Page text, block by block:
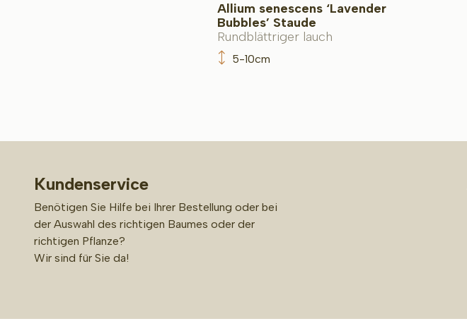
Allium senescens ‘Lavender
Bubbles’ Staude
Rundblättriger lauch
5-10cm
Kundenservice
Benötigen Sie Hilfe bei Ihrer Bestellung oder bei
der Auswahl des richtigen Baumes oder der
richtigen Pflanze?
Wir sind für Sie da!